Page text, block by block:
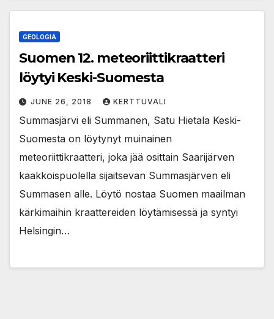
GEOLOGIA
Suomen 12. meteoriittikraatteri
löytyi Keski-Suomesta
JUNE 26, 2018 KERTTUVALI
Summasjärvi eli Summanen, Satu Hietala Keski-
Suomesta on löytynyt muinainen
meteoriittikraatteri, joka jää osittain Saarijärven
kaakkoispuolella sijaitsevan Summasjärven eli
Summasen alle. Löytö nostaa Suomen maailman
kärkimaihin kraattereiden löytämisessä ja syntyi
Helsingin…